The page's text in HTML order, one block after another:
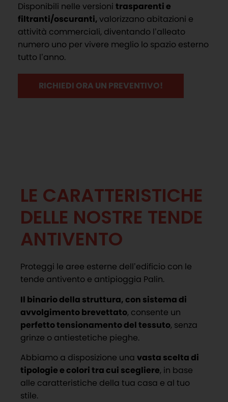
Disponibili nelle versioni trasparenti e
filtranti/oscuranti,valorizzano abitazioni e
attività commerciali, diventando l’alleato
numero uno per vivere meglio lo spazio esterno
tutto l’anno.
RICHIEDI ORA UN PREVENTIVO!
LE CARATTERISTICHE
DELLE NOSTRE TENDE
ANTIVENTO
Proteggi le aree esterne dell’edificio con le
tende antivento e antipioggia Palin.
Il binario della struttura, con sistema di
avvolgimento brevettato, consente un
perfetto tensionamento del tessuto, senza
grinze o antiestetiche pieghe.
Abbiamo a disposizione una vasta scelta di
tipologie e colori tra cui scegliere, in base
alle caratteristiche della tua casa e al tuo
stile.